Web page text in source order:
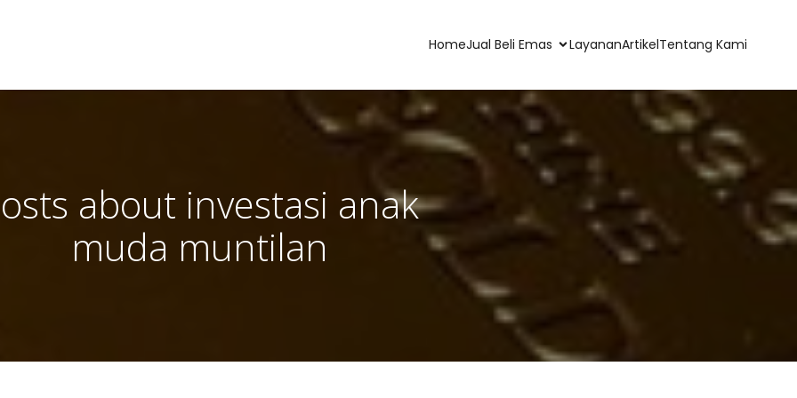
HomeJual Beli Emas LayananArtikelTentang Kami
about investasi anak
muda muntilan